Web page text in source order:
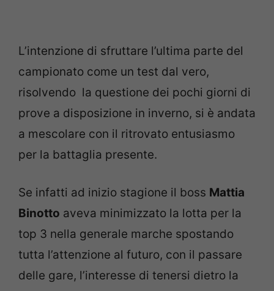
L’intenzione di sfruttare l’ultima parte del
campionato come un test dal vero,
risolvendo la questione dei pochi giorni di
prove a disposizione in inverno, si è andata
a mescolare con il ritrovato entusiasmo
per la battaglia presente.
Se infatti ad inizio stagione il boss Mattia
Binotto aveva minimizzato la lotta per la
top 3 nella generale marche spostando
tutta l’attenzione al futuro, con il passare
delle gare, l’interesse di tenersi dietro la